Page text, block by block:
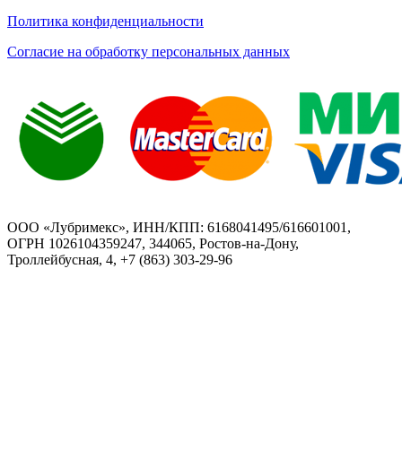
Политика конфиденциальности
Согласие на обработку персональных данных
ООО «Лубримекс», ИНН/КПП: 6168041495/616601001,
ОГРН 1026104359247, 344065, Ростов-на-Дону,
Троллейбусная, 4, +7 (863) 303-29-96